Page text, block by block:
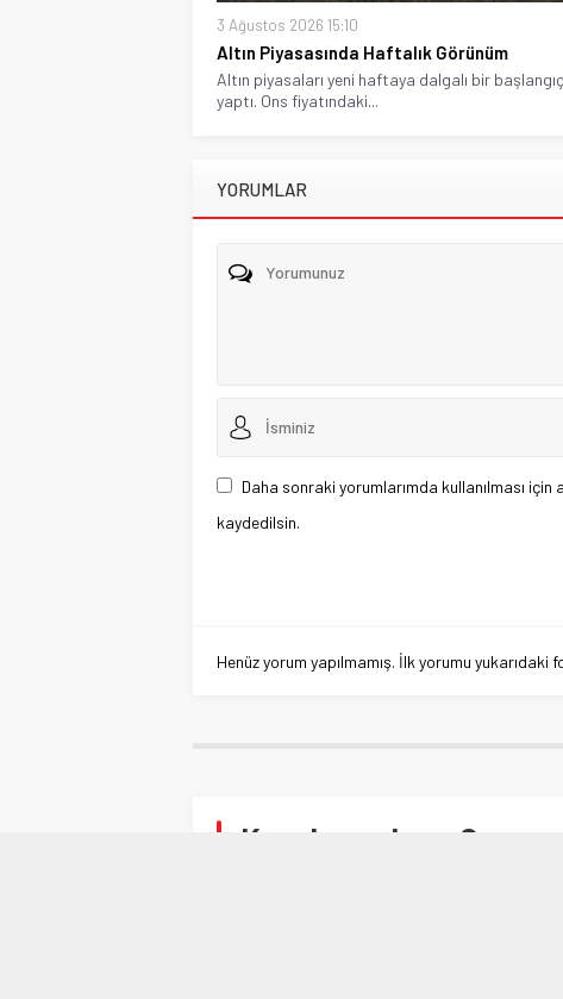
3 Ağustos 2026 15:10
Altın Piyasasında Haftalık Görünüm
Altın piyasaları yeni haftaya dalgalı bir başlangıç
yaptı. Ons fiyatındaki...
YORUMLAR
Daha sonraki yorumlarımda kullanılması
kaydedilsin.
Henüz yorum yapılmamış. İlk yorumu yukarıdaki
Kaçak maskeye